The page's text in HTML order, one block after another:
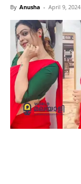
By Anusha - April 9, 2024